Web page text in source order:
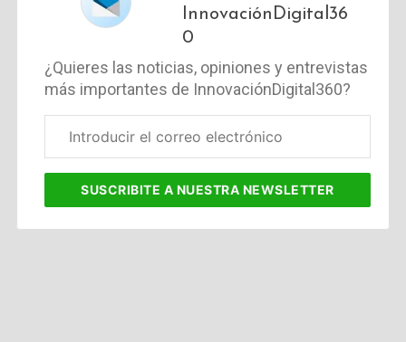
InnovaciónDigital36
0
¿Quieres las noticias, opiniones y entrevistas
más importantes de InnovaciónDigital360?
electrónico
SUSCRIBITE A NUESTRA NEWSLETTER